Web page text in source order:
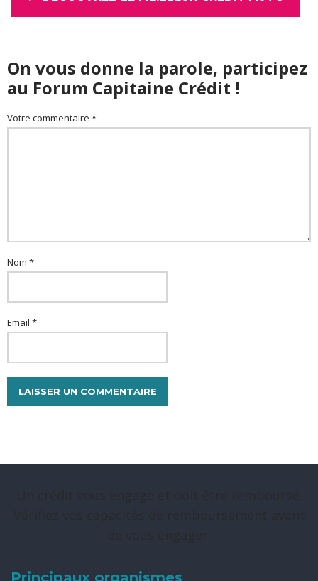
On vous donne la parole, participez
au Forum Capitaine Crédit !
Votre commentaire *
Nom *
Email *
Principaux organismes